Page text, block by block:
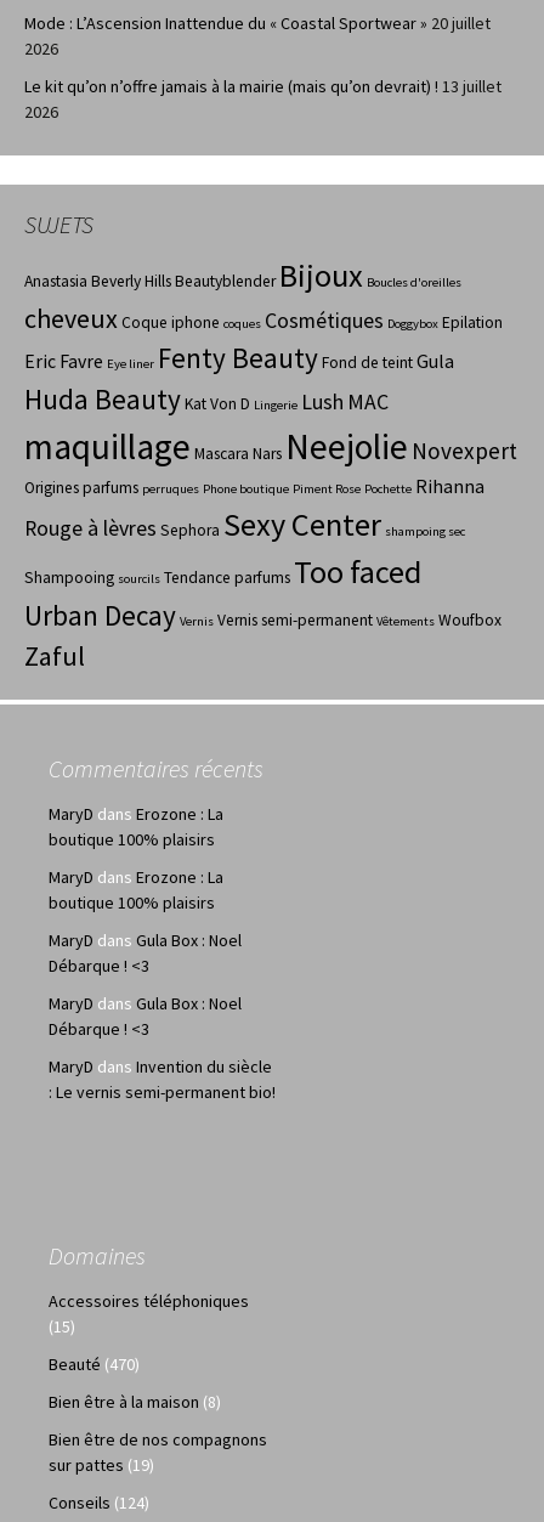
Mode : L’Ascension Inattendue du « Coastal Sportwear » 20 juillet
2026
Le kit qu’on n’offre jamais à la mairie (mais qu’on devrait) ! 13 juillet
2026
SUJETS
Anastasia Beverly HillsBeautyblender Bijoux Boucles d'oreilles
cheveuxCoque iphone coques Cosmétiques Doggybox Epilation
Eric Favre Eye liner Fenty BeautyFond de teintGula
Huda BeautyKat Von D Lingerie Lush MAC
maquillage Mascara Nars Neejolie Novexpert
Origines parfums perruques Phone boutique Piment Rose Pochette Rihanna
Rouge à lèvres Sephora Sexy Center shampoing sec
Shampooing sourcils Tendance parfums Too faced
Urban Decay Vernis Vernis semi-permanent Vêtements Woufbox
Zaful
Commentaires récents
MaryD dans Erozone : La
boutique 100% plaisirs
MaryD dans Erozone : La
boutique 100% plaisirs
MaryD dans Gula Box : Noel
Débarque ! <3
MaryD dans Gula Box : Noel
Débarque ! <3
MaryD dans Invention du siècle
: Le vernis semi-permanent bio!
Domaines
Accessoires téléphoniques
(15)
Beauté (470)
Bien être à la maison (8)
Bien être de nos compagnons
sur pattes (19)
Conseils (124)